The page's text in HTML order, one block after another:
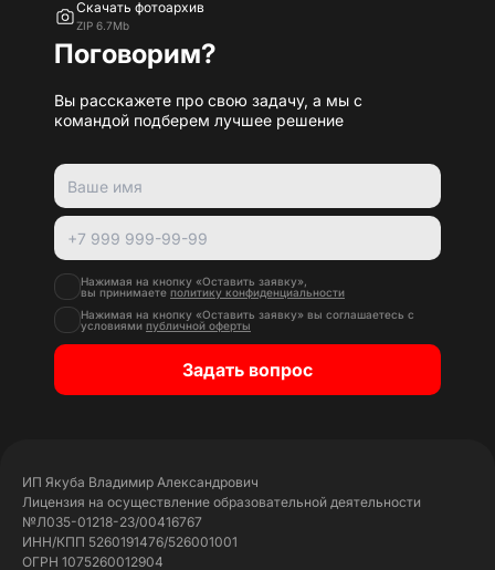
Скачать фотоархив
ZIP 6.7Mb
Поговорим?
Вы расскажете про свою задачу, а мы с
командой подберем лучшее решение
Нажимая на кнопку «Оставить заявку»,
вы принимаете политику конфиденциальности
Нажимая на кнопку «Оставить заявку» вы соглашаетесь с
условиями публичной оферты
Задать вопрос
ИП Якуба Владимир Александрович
Лицензия на осуществление образовательной деятельности
№Л035-01218-23/00416767
ИНН/КПП 5260191476/526001001
ОГРН 1075260012904